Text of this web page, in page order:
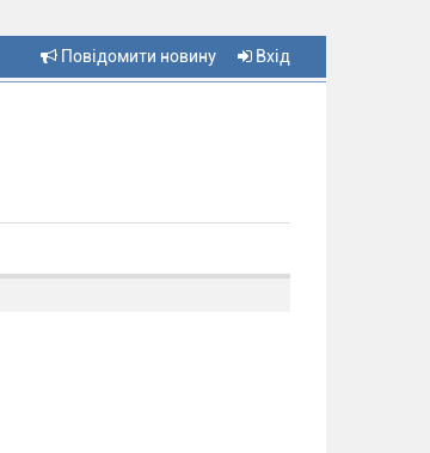
Повідомити новину Вхід